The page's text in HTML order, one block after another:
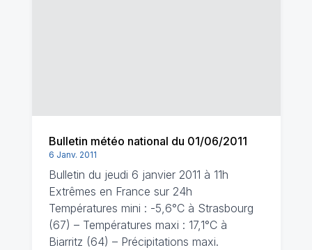
Bulletin météo national du 01/06/2011
6 Janv. 2011
Bulletin du jeudi 6 janvier 2011 à 11h
Extrêmes en France sur 24h
Températures mini : -5,6°C à Strasbourg
(67) – Températures maxi : 17,1°C à
Biarritz (64) – Précipitations maxi.